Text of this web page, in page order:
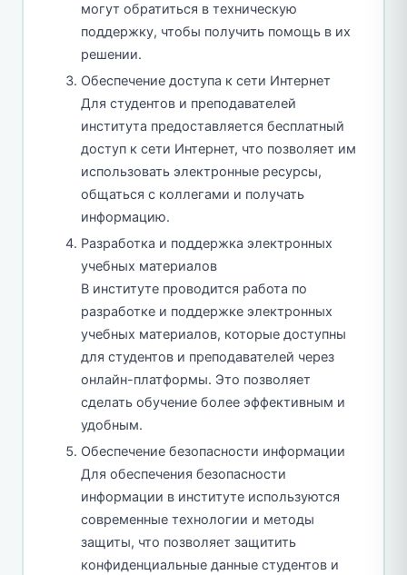
могут обратиться в техническую
поддержку, чтобы получить помощь в их
решении.
Обеспечение доступа к сети Интернет
Для студентов и преподавателей
института предоставляется бесплатный
доступ к сети Интернет, что позволяет им
использовать электронные ресурсы,
общаться с коллегами и получать
информацию.
Разработка и поддержка электронных
учебных материалов
В институте проводится работа по
разработке и поддержке электронных
учебных материалов, которые доступны
для студентов и преподавателей через
онлайн-платформы. Это позволяет
сделать обучение более эффективным и
удобным.
Обеспечение безопасности информации
Для обеспечения безопасности
информации в институте используются
современные технологии и методы
защиты, что позволяет защитить
конфиденциальные данные студентов и